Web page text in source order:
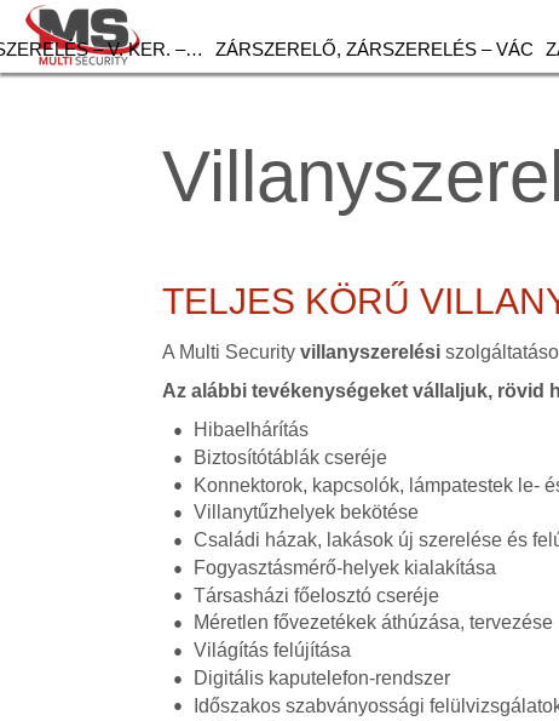
– V. KER. –… ZÁRSZERELŐ, ZÁRSZERELÉS – VÁC
TELJES KÖRŰ
A Multi Securityvillanyszerelési
Az alábbi tevékenységeket vállaljuk, rövid
Hibaelhárítás
Biztosítótáblák cseréje
Konnektorok, kapcsolók, lámpatestek le-
Villanytűzhelyek bekötése
Családi házak, lakások új szerelése és
Fogyasztásmérő-helyek kialakítása
Társasházi főelosztó cseréje
Méretlen fővezetékek áthúzása, tervezése
Világítás felújítása
Digitális kaputelefon-rendszer
Időszakos szabványossági